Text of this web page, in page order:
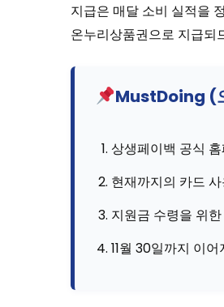
지급은 매달 소비 실적을
온누리상품권으로 지급되
MustDoing (
상생페이백 공식
현재까지의 카드
지원금 수령을 위
11월 30일까지 이